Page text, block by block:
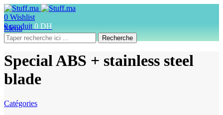
0 Wishlist
0produit 0 DH
Menu
Recherche
Special ABS + stainless steel
blade
Catégories